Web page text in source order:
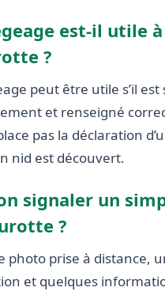
est-il utile à
?
peut être utile s’il est
et renseigné
pas la déclaration
nid est découvert.
signaler un
?
photo prise à distance,
et quelques